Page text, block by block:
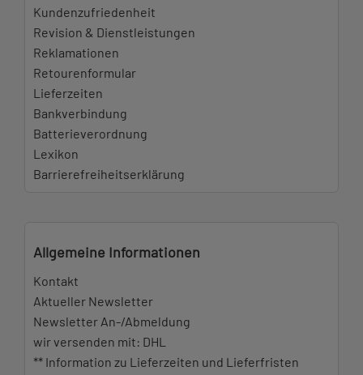
Kundenzufriedenheit
Revision & Dienstleistungen
Reklamationen
Retourenformular
Lieferzeiten
Bankverbindung
Batterieverordnung
Lexikon
Barrierefreiheitserklärung
Allgemeine Informationen
Kontakt
Aktueller Newsletter
Newsletter An-/Abmeldung
wir versenden mit: DHL
** Information zu Lieferzeiten und Lieferfristen